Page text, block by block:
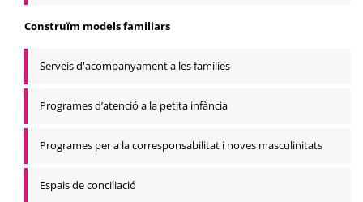
Construïm models familiars
Serveis d'acompanyament a les famílies
Programes d’atenció a la petita infància
Programes per a la corresponsabilitat i noves masculinitats
Espais de conciliació